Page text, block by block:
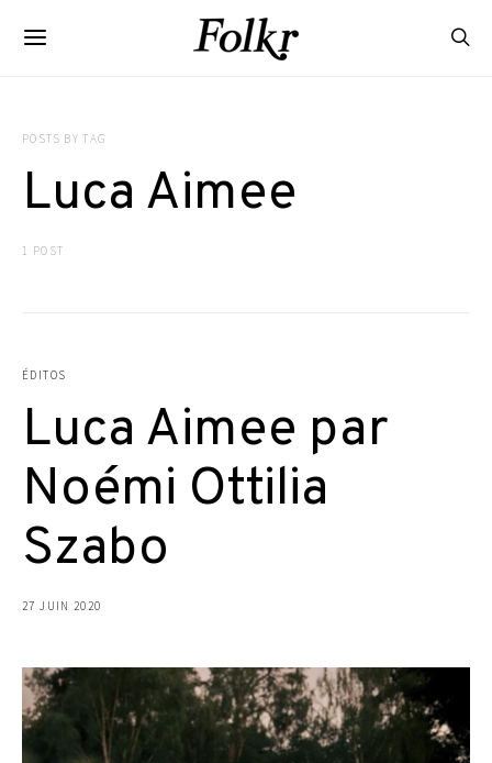
POSTS BY TAG
Luca Aimee
1 POST
ÉDITOS
Luca Aimee par
Noémi Ottilia
Szabo
27 JUIN 2020